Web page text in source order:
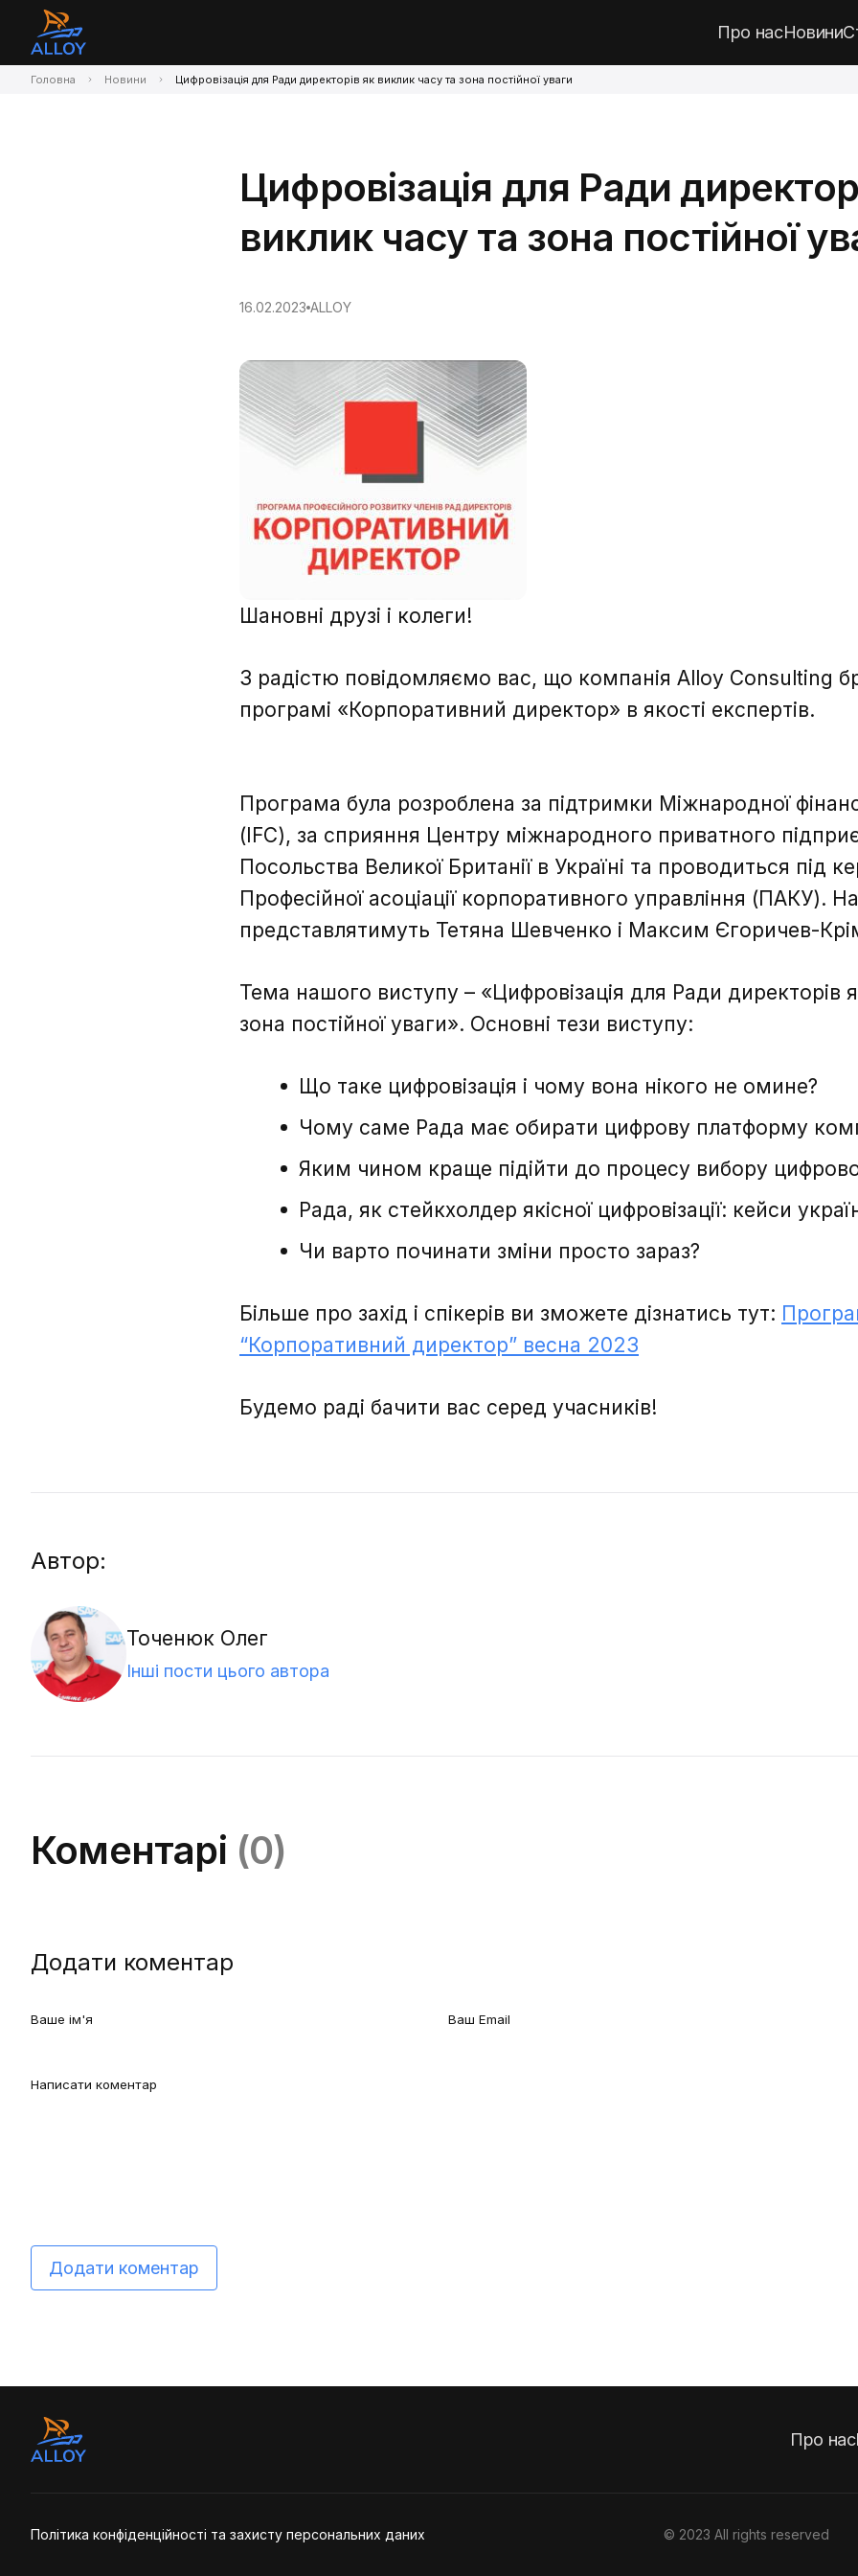
Про насНовини
Головна Новини Цифровізація для Ради директорів як виклик часу та зона постійної уваги
Цифровізація для Ради
виклик часу та зона постійної
16.02.2023 ALLOY
Шановні друзі і колеги!
З радістю повідомляємо вас, що компанія Alloy Consulting
програмі «Корпоративний директор» в якості експертів.
Програма була розроблена за підтримки Міжнародної
(IFC), за сприяння Центру міжнародного приватного
Посольства Великої Британії в Україні та проводиться під
Професійної асоціації корпоративного управління (ПАКУ).
представлятимуть Тетяна Шевченко і Максим Єгоричев-
Тема нашого виступу – «Цифровізація для Ради директорів
зона постійної уваги». Основні тези виступу:
Що таке цифровізація і чому вона нікого не омине?
Чому саме Рада має обирати цифрову платформу
Яким чином краще підійти до процесу вибору
Рада, як стейкхолдер якісної цифровізації: кейси
Чи варто починати зміни просто зараз?
Більше про захід і спікерів ви зможете дізнатись тут:
“Корпоративний директор” весна 2023
Будемо раді бачити вас серед учасників!
Автор:
Точенюк Олег
Інші пости цього автора
Коментарі (0)
Додати коментар
Додати коментар
Про нас
Політика конфіденційності та захисту персональних даних © 2023 All rights reserved
Зворотній зв'язок
Зворотній зв'язок
повідомлення надіслано.